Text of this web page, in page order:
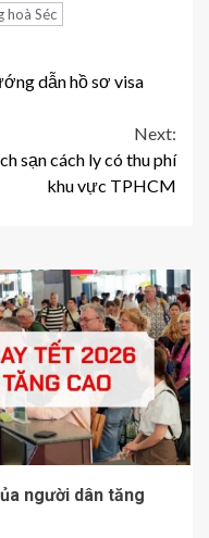
hoà Séc
dẫn hồ sơ visa
Next:
sạn cách ly có thu phí
khu vực TPHCM
người dân tăng